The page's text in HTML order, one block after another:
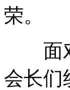
荣。
面对
会长们